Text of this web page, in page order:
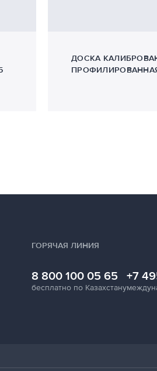
ДОСКА
ГОРЯЧАЯ ЛИНИЯ
8 800 100 05 65
бесплатно по Казахстану
+7